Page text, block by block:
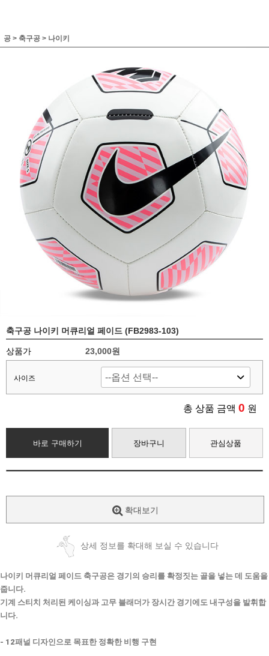
공 > 축구공 > 나이키
축구공 나이키 머큐리얼 페이드 (FB2983-103)
상품가 23,000원
사이즈
총 상품 금액 0 원
바로 구매하기 장바구니 관심상품
확대보기
상세 정보를 확대해 보실 수 있습니다
나이키 머큐리얼 페이드 축구공은 경기의 승리를 확정짓는 골을 넣는 데 도움을
줍니다.
기계 스티치 처리된 케이싱과 고무 블래더가 장시간 경기에도 내구성을 발휘합
니다.
- 12패널 디자인으로 목표한 정확한 비행 구현